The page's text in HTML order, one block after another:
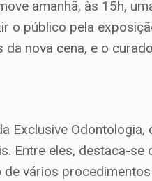
amanhã, às 15h,
o público pela
nova cena, e o
Exclusive
Entre eles, destaca-se
vários